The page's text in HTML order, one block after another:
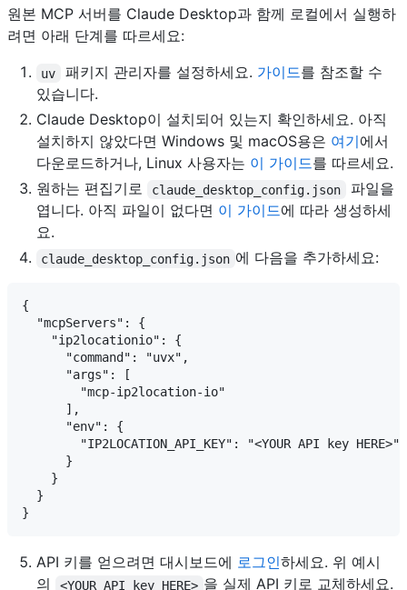
원본 MCP 서버를 Claude Desktop과 함께 로컬에서 실행하
려면 아래 단계를 따르세요:
uv 패키지 관리자를 설정하세요. 가이드를 참조할 수
있습니다.
Claude Desktop이 설치되어 있는지 확인하세요. 아직
설치하지 않았다면 Windows 및 macOS용은 여기에서
다운로드하거나, Linux 사용자는 이 가이드를 따르세요.
원하는 편집기로
claude_desktop_config.json
파일을
엽니다. 아직 파일이 없다면 이 가이드에 따라 생성하세
요.
claude_desktop_config.json 에 다음을 추가하세요:
{
  "mcpServers": {
    "ip2locationio": {
      "command": "uvx",
      "args": [
        "mcp-ip2location-io"
      ],
      "env": {
        "IP2LOCATION_API_KEY": "<YOUR API key HERE>"
      }
    }
  }
API 키를 얻으려면 대시보드에 로그인하세요. 위 예시
의
<YOUR API key HERE> 을 실제 API 키로 교체하세요.